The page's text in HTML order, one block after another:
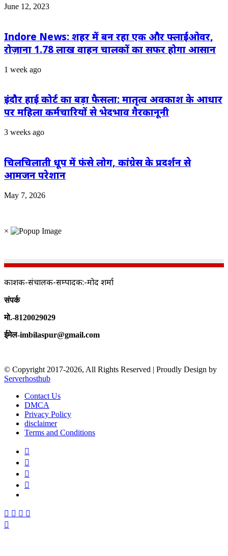
June 12, 2023
Indore News: शहर में बन रहा एक और फ्लाईओवर,
रोज़ाना 1.78 लाख वाहन चालकों का सफर होगा आसान
1 week ago
इंदौर हाई कोर्ट का बड़ा फैसला: मातृत्व अवकाश के आधार
पर महिला कर्मचारियों से भेदभाव गैरकानूनी
3 weeks ago
चिलचिलाती धूप में फंसे लोग, कांग्रेस के प्रदर्शन से
आमजन परेशान
May 7, 2026
×
प्रकाशक-संचालक-सम्पादक:-प्रमोद शर्मा
संपर्क
मो.-8120029029
ईमेल-imbilaspur@gmail.com
© Copyright 2017-2026, All Rights Reserved | Proudly Design by
Serverhosthub
Contact Us
DMCA
Privacy Policy
disclaimer
Terms and Conditions
Facebook
X WhatsApp